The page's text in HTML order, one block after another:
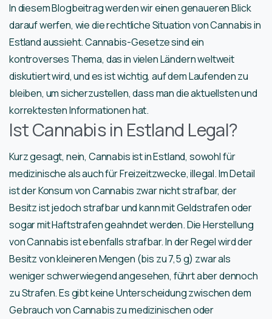
In diesem Blogbeitrag werden wir einen genaueren Blick
darauf werfen, wie die rechtliche Situation von Cannabis in
Estland aussieht. Cannabis-Gesetze sind ein
kontroverses Thema, das in vielen Ländern weltweit
diskutiert wird, und es ist wichtig, auf dem Laufenden zu
bleiben, um sicherzustellen, dass man die aktuellsten und
korrektesten Informationen hat.
Ist Cannabis in Estland Legal?
Kurz gesagt, nein, Cannabis ist in Estland, sowohl für
medizinische als auch für Freizeitzwecke, illegal. Im Detail
ist der Konsum von Cannabis zwar nicht strafbar, der
Besitz ist jedoch strafbar und kann mit Geldstrafen oder
sogar mit Haftstrafen geahndet werden. Die Herstellung
von Cannabis ist ebenfalls strafbar. In der Regel wird der
Besitz von kleineren Mengen (bis zu 7,5 g) zwar als
weniger schwerwiegend angesehen, führt aber dennoch
zu Strafen. Es gibt keine Unterscheidung zwischen dem
Gebrauch von Cannabis zu medizinischen oder